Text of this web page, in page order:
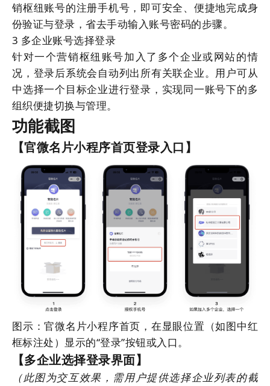
销枢纽账号的注册手机号，即可安全、便捷地完成身
份验证与登录，省去手动输入账号密码的步骤。
3 多企业账号选择登录
针对一个营销枢纽账号加入了多个企业或网站的情
况，登录后系统会自动列出所有关联企业。用户可从
中选择一个目标企业进行登录，实现同一账号下的多
组织便捷切换与管理。
功能截图
【官微名片小程序首页登录入口】
图示：官微名片小程序首页，在显眼位置（如图中红
框标注处）显示的“登录”按钮或入口。
【多企业选择登录界面】
（此图为交互效果，需用户提供选择企业列表的截